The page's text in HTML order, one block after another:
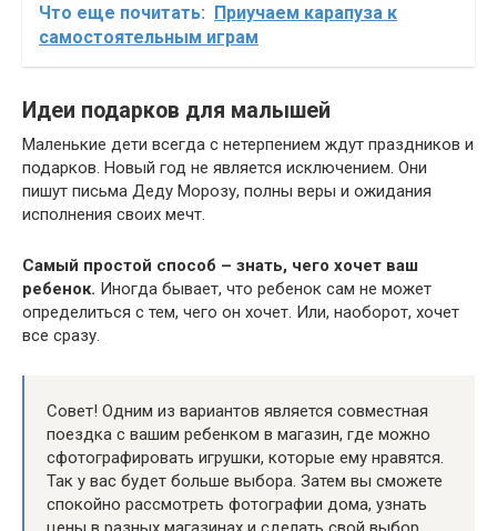
Что еще почитать: Приучаем карапуза к
самостоятельным играм
Идеи подарков для малышей
Маленькие дети всегда с нетерпением ждут праздников и
подарков. Новый год не является исключением. Они
пишут письма Деду Морозу, полны веры и ожидания
исполнения своих мечт.
Самый простой способ – знать, чего хочет ваш
ребенок. Иногда бывает, что ребенок сам не может
определиться с тем, чего он хочет. Или, наоборот, хочет
все сразу.
Совет! Одним из вариантов является совместная
поездка с вашим ребенком в магазин, где можно
сфотографировать игрушки, которые ему нравятся.
Так у вас будет больше выбора. Затем вы сможете
спокойно рассмотреть фотографии дома, узнать